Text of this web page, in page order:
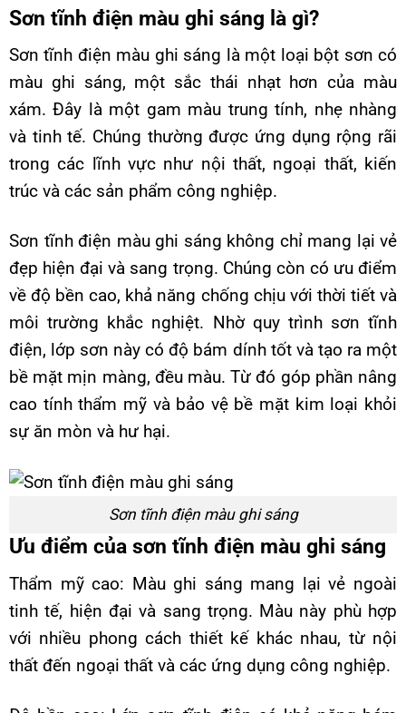
Sơn tĩnh điện màu ghi sáng là gì?
Sơn tĩnh điện màu ghi sáng là một loại bột sơn có
màu ghi sáng, một sắc thái nhạt hơn của màu
xám. Đây là một gam màu trung tính, nhẹ nhàng
và tinh tế. Chúng thường được ứng dụng rộng rãi
trong các lĩnh vực như nội thất, ngoại thất, kiến
trúc và các sản phẩm công nghiệp.
Sơn tĩnh điện màu ghi sáng không chỉ mang lại vẻ
đẹp hiện đại và sang trọng. Chúng còn có ưu điểm
về độ bền cao, khả năng chống chịu với thời tiết và
môi trường khắc nghiệt. Nhờ quy trình sơn tĩnh
điện, lớp sơn này có độ bám dính tốt và tạo ra một
bề mặt mịn màng, đều màu. Từ đó góp phần nâng
cao tính thẩm mỹ và bảo vệ bề mặt kim loại khỏi
sự ăn mòn và hư hại.
Sơn tĩnh điện màu ghi sáng
Ưu điểm của sơn tĩnh điện màu ghi sáng
Thẩm mỹ cao: Màu ghi sáng mang lại vẻ ngoài
tinh tế, hiện đại và sang trọng. Màu này phù hợp
với nhiều phong cách thiết kế khác nhau, từ nội
thất đến ngoại thất và các ứng dụng công nghiệp.